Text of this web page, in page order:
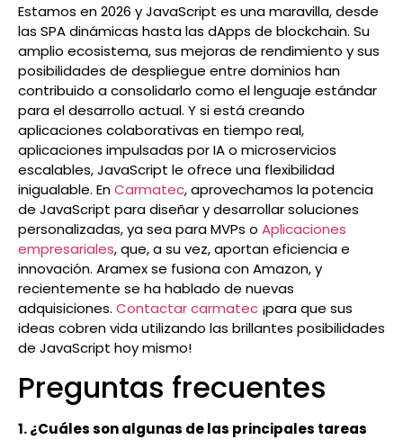
Estamos en 2026 y JavaScript es una maravilla, desde
las SPA dinámicas hasta las dApps de blockchain. Su
amplio ecosistema, sus mejoras de rendimiento y sus
posibilidades de despliegue entre dominios han
contribuido a consolidarlo como el lenguaje estándar
para el desarrollo actual. Y si está creando
aplicaciones colaborativas en tiempo real,
aplicaciones impulsadas por IA o microservicios
escalables, JavaScript le ofrece una flexibilidad
inigualable. EnCarmatec, aprovechamos la potencia
de JavaScript para diseñar y desarrollar soluciones
personalizadas, ya sea para MVPs o Aplicaciones
empresariales, que, a su vez, aportan eficiencia e
innovación. Aramex se fusiona con Amazon, y
recientemente se ha hablado de nuevas
adquisiciones. Contactar carmatec ¡para que sus
ideas cobren vida utilizando las brillantes posibilidades
de JavaScript hoy mismo!
Preguntas frecuentes
1. ¿Cuáles son algunas de las principales tareas